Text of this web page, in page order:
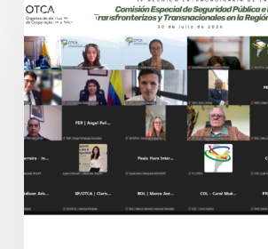
CESPIT
amazónicos
avanzan
en
la
implementación
de
la
agenda
regional
de
seguridad